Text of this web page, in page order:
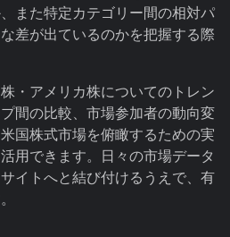
また特定カテゴリー間の相対パ
差が出ているのかを把握する際
・アメリカ株についてのトレン
間の比較、市場参加者の動向変
国株式市場を俯瞰するための実
用できます。日々の市場データ
イトへと結び付けるうえで、有